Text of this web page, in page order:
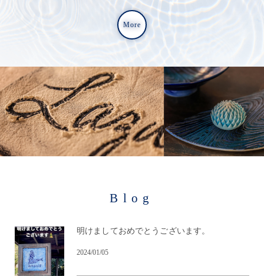
More
Blog
明けましておめでとうございます。
2024/01/05